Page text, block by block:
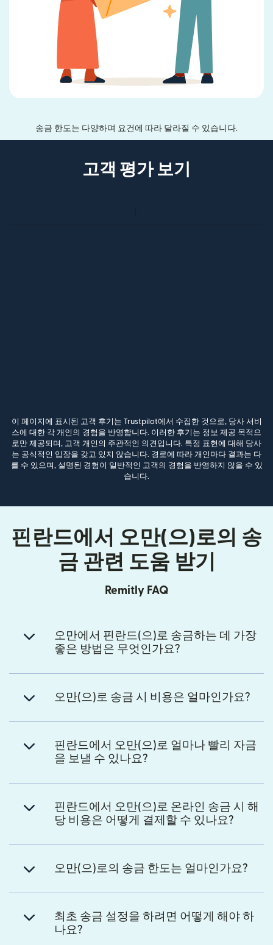
송금 한도는 다양하며 요건에 따라 달라질 수 있습니다.
고객 평가 보기
이 페이지에 표시된 고객 후기는 Trustpilot에서 수집한 것으로, 당사 서비
스에 대한 각 개인의 경험을 반영합니다. 이러한 후기는 정보 제공 목적으
로만 제공되며, 고객 개인의 주관적인 의견입니다. 특정 표현에 대해 당사
는 공식적인 입장을 갖고 있지 않습니다. 경로에 따라 개인마다 결과는 다
를 수 있으며, 설명된 경험이 일반적인 고객의 경험을 반영하지 않을 수 있
습니다.
핀란드에서 오만(으)로의 송
금 관련 도움 받기
Remitly FAQ
오만에서 핀란드(으)로 송금하는 데 가장
좋은 방법은 무엇인가요?
오만(으)로 송금 시 비용은 얼마인가요?
핀란드에서 오만(으)로 얼마나 빨리 자금
을 보낼 수 있나요?
핀란드에서 오만(으)로 온라인 송금 시 해
당 비용은 어떻게 결제할 수 있나요?
오만(으)로의 송금 한도는 얼마인가요?
최초 송금 설정을 하려면 어떻게 해야 하
나요?